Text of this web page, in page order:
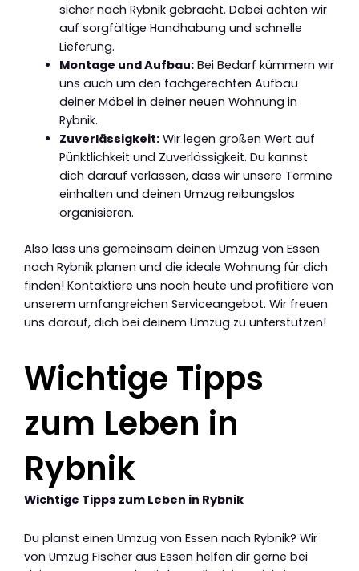
sicher nach Rybnik gebracht. Dabei achten wir
auf sorgfältige Handhabung und schnelle
Lieferung.
Montage und Aufbau:Bei Bedarf kümmern wir
uns auch um den fachgerechten Aufbau
deiner Möbel in deiner neuen Wohnung in
Rybnik.
Zuverlässigkeit:Wir legen großen Wert auf
Pünktlichkeit und Zuverlässigkeit. Du kannst
dich darauf verlassen, dass wir unsere Termine
einhalten und deinen Umzug reibungslos
organisieren.
Also lass uns gemeinsam deinen Umzug von Essen
nach Rybnik planen und die ideale Wohnung für dich
finden! Kontaktiere uns noch heute und profitiere von
unserem umfangreichen Serviceangebot. Wir freuen
uns darauf, dich bei deinem Umzug zu unterstützen!
Wichtige Tipps
zum Leben in
Rybnik
Wichtige Tipps zum Leben in Rybnik
Du planst einen Umzug von Essen nach Rybnik? Wir
von Umzug Fischer aus Essen helfen dir gerne bei